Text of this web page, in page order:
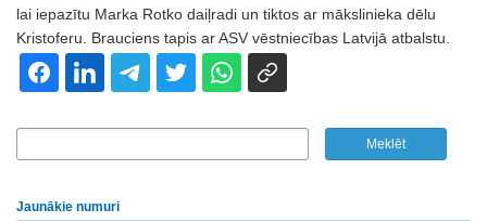
lai iepazītu Marka Rotko daiļradi un tiktos ar mākslinieka dēlu
Kristoferu. Brauciens tapis ar ASV vēstniecības Latvijā atbalstu.
Jaunākie numuri